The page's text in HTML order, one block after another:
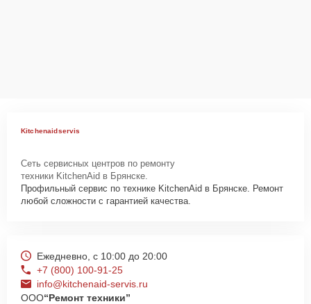
Для запуска процесса ремонта холодильника KitchenAid KCZCX
оперативно проконсультируют по всем необходимым вопросам,
запишут на диагностику, подскажут с вариантами курьерской
доставки или оформят выезд мастера в удобное время и место.
Kitchenaidservis
Сеть сервисных центров по ремонту
техники KitchenAid в Брянске.
Профильный сервис по технике KitchenAid в Брянске. Ремонт
любой сложности с гарантией качества.
Ежедневно, с 10:00 до 20:00
+7 (800) 100-91-25
info@kitchenaid-servis.ru
ООО“Ремонт техники”